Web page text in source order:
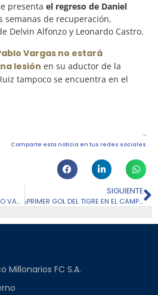
presenta el regreso de Daniel
semanas de recuperación,
Delvin Alfonzo y Leonardo Castro.
Vargas no estará
lesión en su aductor de la
tampoco se encuentra en el
Comparte esta noticia en tus redes sociales
REPORTE MÉDICO: JUAN PABLO VARGAS
SIGUIENTE
¡PRIMER GOL DEL TIGRE EN EL CAMPÍN! GALERÍA VS. PASTO
Millonarios FC S.A.